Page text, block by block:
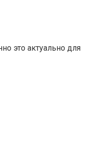
это актуально для